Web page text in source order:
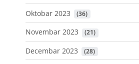
Oktobar 2023 (36)
Novembar 2023 (21)
Decembar 2023 (28)